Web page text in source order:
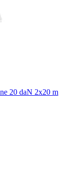
20 daN 2x20 m